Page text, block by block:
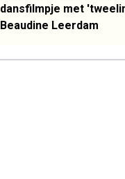
dansfilmpje met
Beaudine Leerdam